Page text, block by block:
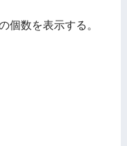
個数を表示する。